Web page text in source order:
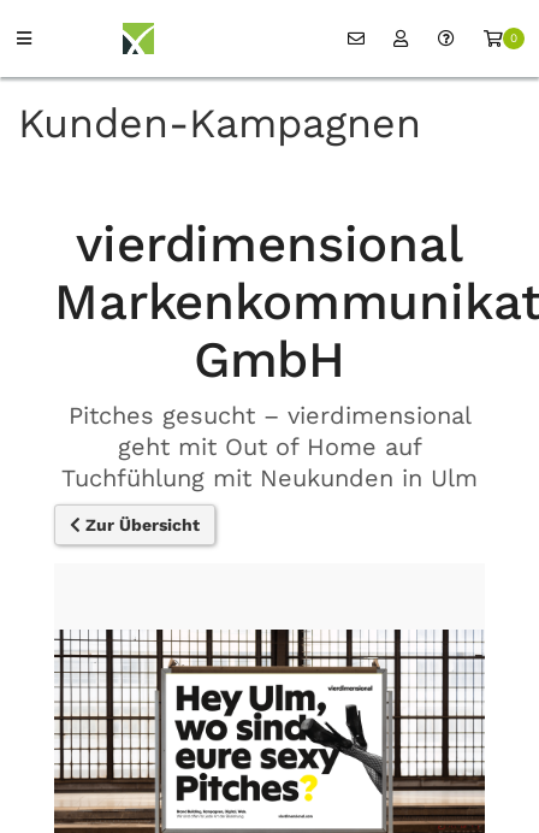
0
Kunden-Kampagnen
vierdimensional
GmbH
Pitches gesucht – vierdimensional
geht mit Out of Home auf
Tuchfühlung mit Neukunden in Ulm
Zur Übersicht